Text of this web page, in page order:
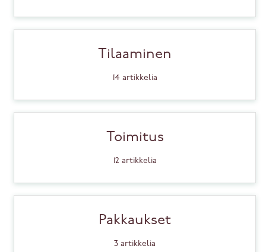
Tilaaminen
14artikkelia
Toimitus
12 artikkelia
Pakkaukset
3 artikkelia